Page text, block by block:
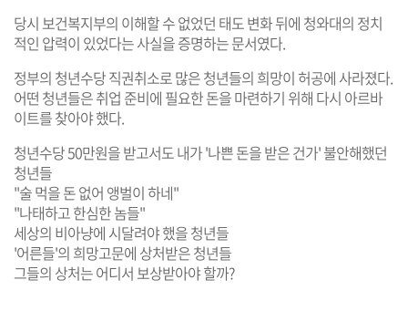
당시 보건복지부의 이해할 수 없었던 태도 변화 뒤에 청와대의 정치
적인 압력이 있었다는 사실을 증명하는 문서였다.
정부의 청년수당 직권취소로 많은 청년들의 희망이 허공에 사라졌다.
어떤 청년들은 취업 준비에 필요한 돈을 마련하기 위해 다시 아르바
이트를 찾아야 했다.
청년수당 50만원을 받고서도 내가 '나쁜 돈을 받은 건가' 불안해했던
청년들
"술 먹을 돈 없어 앵벌이 하네"
"나태하고 한심한 놈들"
세상의 비아냥에 시달려야 했을 청년들
'어른들'의 희망고문에 상처받은 청년들
그들의 상처는 어디서 보상받아야 할까?